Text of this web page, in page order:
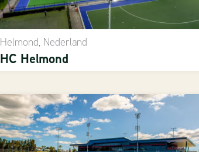
Helmond, Nederland
HC Helmond